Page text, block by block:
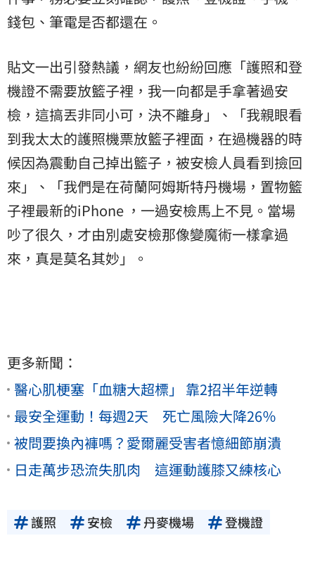
錢包、筆電是否都還在。
貼文一出引發熱議，網友也紛紛回應「護照和登
機證不需要放籃子裡，我一向都是手拿著過安
檢，這搞丟非同小可，決不離身」、「我親眼看
到我太太的護照機票放籃子裡面，在過機器的時
候因為震動自己掉出籃子，被安檢人員看到撿回
來」、「我們是在荷蘭阿姆斯特丹機場，置物籃
子裡最新的iPhone ，一過安檢馬上不見。當場
吵了很久，才由別處安檢那像變魔術一樣拿過
來，真是莫名其妙」。
更多新聞：
醫心肌梗塞「血糖大超標」 靠2招半年逆轉
最安全運動！每週2天 死亡風險大降26％
被問要換內褲嗎？愛爾麗受害者憶細節崩潰
日走萬步恐流失肌肉 這運動護膝又練核心
護照 安檢 丹麥機場 登機證